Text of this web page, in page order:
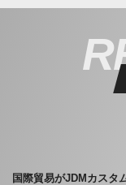
国際貿易がJDMカスタ